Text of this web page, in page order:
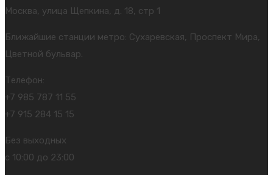
Москва, улица Щепкина, д. 18, стр 1
Ближайшие станции метро: Сухаревская, Проспект Мира,
Цветной бульвар.
Телефон:
+7 985 787 11 55
+7 915 284 15 15
Без выходных
с 10:00 до 23:00